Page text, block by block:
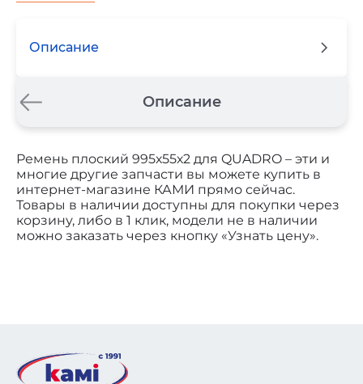
Описание
Описание
Ремень плоский 995х55х2 для QUADRO – эти и
многие другие запчасти вы можете купить в
интернет-магазине КАМИ прямо сейчас.
Товары в наличии доступны для покупки через
корзину, либо в 1 клик, модели не в наличии
можно заказать через кнопку «Узнать цену».